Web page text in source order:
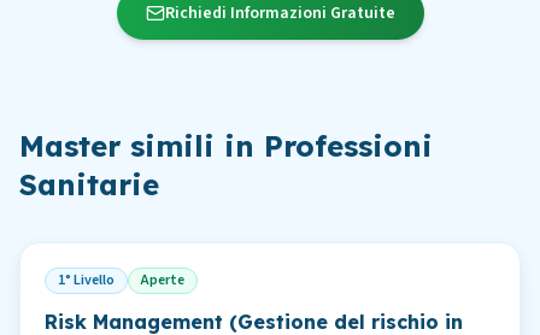
Richiedi Informazioni Gratuite
Master simili in Professioni
Sanitarie
1° Livello Aperte
Risk Management (Gestione del rischio in